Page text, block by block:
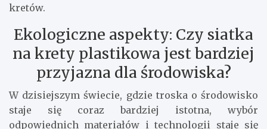
kretów.
Ekologiczne aspekty: Czy siatka
na krety plastikowa jest bardziej
przyjazna dla środowiska?
W dzisiejszym świecie, gdzie troska o środowisko
staje się coraz bardziej istotna, wybór
odpowiednich materiałów i technologii staje się